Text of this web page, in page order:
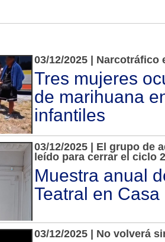
03/12/2025 | Narcotráfico
Tres mujeres
de marihuana
infantiles
03/12/2025 | El grupo de
leído para cerrar el ciclo
Muestra anual
Teatral en Casa
03/12/2025 | No volverá